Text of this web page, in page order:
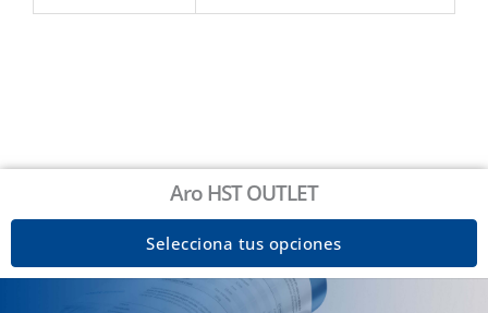
Aro HST OUTLET
Selecciona tus opciones